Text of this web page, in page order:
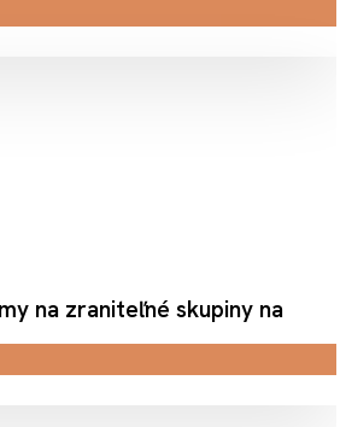
na zraniteľné skupiny na